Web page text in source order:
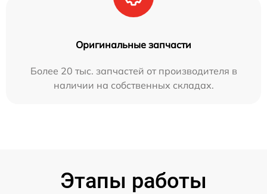
Оригинальные запчасти
Более 20 тыс. запчастей от производителя в
наличии на собственных складах.
Этапы работы